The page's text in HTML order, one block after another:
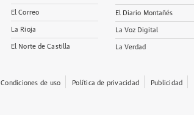
El Correo
La Rioja
El Norte de Castilla
El Diario Montañés
La Voz Digital
La Verdad
Condiciones de uso Política de privacidad Publicidad